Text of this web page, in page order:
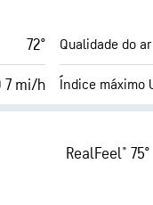
72°
7 mi/h
Qualidade do ar
Índice máximo
AccuLumen
Cobertura de
RealFeel® 75°